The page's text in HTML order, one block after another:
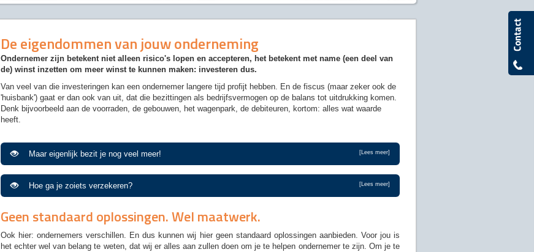
De eigendommen van jouw onderneming
Ondernemer zijn betekent niet alleen risico's lopen en accepteren, het betekent met name (een deel van
de) winst inzetten om meer winst te kunnen maken: investeren dus.
Van veel van die investeringen kan een ondernemer langere tijd profijt hebben. En de fiscus (maar zeker ook de
'huisbank') gaat er dan ook van uit, dat die bezittingen als bedrijfsvermogen op de balans tot uitdrukking komen.
Denk bijvoorbeeld aan de voorraden, de gebouwen, het wagenpark, de debiteuren, kortom: alles wat waarde
heeft.
Maar eigenlijk bezit je nog veel meer! [Lees meer]
Hoe ga je zoiets verzekeren? [Lees meer]
Geen standaard oplossingen. Wel maatwerk.
Ook hier: ondernemers verschillen. En dus kunnen wij hier geen standaard oplossingen aanbieden. Voor jou is
het echter wel van belang te weten, dat wij er alles aan zullen doen om je te helpen ondernemer te zijn. Om je te